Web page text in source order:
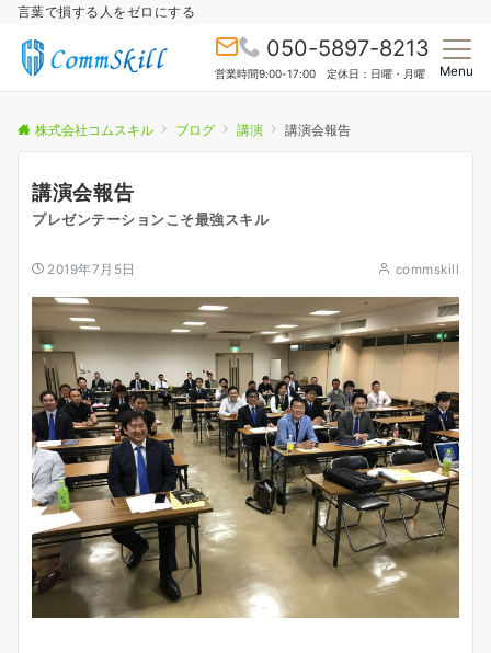
言葉で損する人をゼロにする
050-5897-8213
営業時間9:00-17:00 定休日：日曜・月曜 Menu
株式会社コムスキル ブログ 講演 講演会報告
講演会報告
プレゼンテーションこそ最強スキル
2019年7月5日 commskill